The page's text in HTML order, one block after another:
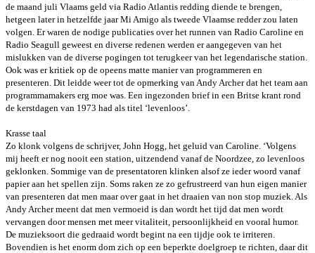
de maand juli Vlaams geld via Radio Atlantis redding diende te brengen,
hetgeen later in hetzelfde jaar Mi Amigo als tweede Vlaamse redder zou laten
volgen. Er waren de nodige publicaties over het runnen van Radio Caroline en
Radio Seagull geweest en diverse redenen werden eraangegeven van het
mislukken van de diverse pogingen tot terugkeer van het legendarische station.
Ook was er kritiek op de opeens matte manier van programmeren en
presenteren. Dit leidde weer tot de opmerking van Andy Archer dat het team aan
programmamakers erg moe was. Een ingezonden brief in een Britse krant rond
de kerstdagen van 1973 had als titel ‘levenloos’.
Krasse taal
Zo klonk volgens de schrijver, John Hogg, het geluid van Caroline. ‘Volgens
mij heeft er nog nooit een station, uitzendend vanaf de Noordzee, zo levenloos
geklonken. Sommige van de presentatoren klinken alsof ze iederwoord vanaf
papier aan het spellen zijn. Soms raken ze zo gefrustreerd van hun eigen manier
van presenteren dat men maar over gaat in het draaien van non stop muziek. Als
Andy Archer meent dat men vermoeid is dan wordt het tijd dat men wordt
vervangen door mensen met meer vitaliteit, persoonlijkheid en vooral humor.
De muzieksoort die gedraaid wordt begint na een tijdje ook te irriteren.
Bovendien is het enorm dom zich op een beperkte doelgroep te richten, daar dit